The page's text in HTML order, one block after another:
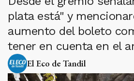
plata está" y
aumento del boleto
tener en cuenta en el
El Eco de Tandil